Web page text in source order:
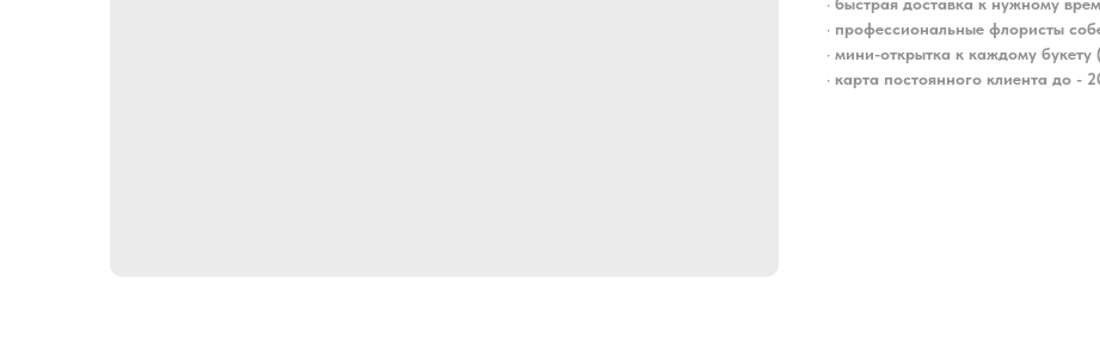
• профессиональные флористы
• мини-открытка к каждому букету
• карта постоянного клиента до -